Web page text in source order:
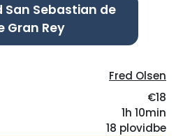
Sebastian de
Gran Rey
Fred Olsen
€18
1h 10min
18 plovidbe